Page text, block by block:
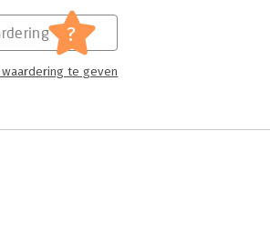
?
te geven